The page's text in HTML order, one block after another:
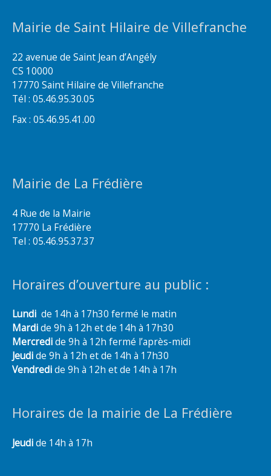
Mairie de Saint Hilaire de Villefranche
22 avenue de Saint Jean d’Angély
CS 10000
17770 Saint Hilaire de Villefranche
Tél : 05.46.95.30.05
Fax : 05.46.95.41.00
Mairie de La Frédière
4 Rue de la Mairie
17770 La Frédière
Tel : 05.46.95.37.37
Horaires d’ouverture au public :
Lundi de 14h à 17h30 fermé le matin
Mardide 9h à 12h et de 14h à 17h30
Mercredide 9h à 12h fermé l’après-midi
Jeudide 9h à 12h et de 14h à 17h30
Vendredide 9h à 12h et de 14h à 17h
Horaires de la mairie de La Frédière
Jeudide 14h à 17h